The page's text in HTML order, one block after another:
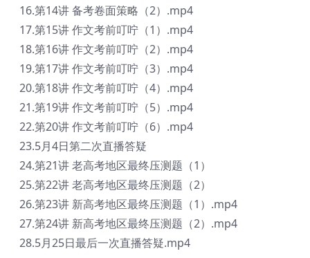
16.第14讲 备考卷面策略（2）.mp4
17.第15讲 作文考前叮咛（1）.mp4
18.第16讲 作文考前叮咛（2）.mp4
19.第17讲 作文考前叮咛（3）.mp4
20.第18讲 作文考前叮咛（4）.mp4
21.第19讲 作文考前叮咛（5）.mp4
22.第20讲 作文考前叮咛（6）.mp4
23.5月4日第二次直播答疑
24.第21讲 老高考地区最终压测题（1）
25.第22讲 老高考地区最终压测题（2）
26.第23讲 新高考地区最终压测题（1）.mp4
27.第24讲 新高考地区最终压测题（2）.mp4
28.5月25日最后一次直播答疑.mp4